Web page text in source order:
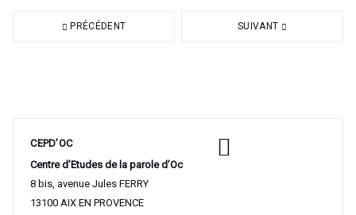
PRÉCÉDENT SUIVANT
CEPD’OC
Centre d’Etudes de la parole d’Oc
8 bis, avenue Jules FERRY
13100 AIX EN PROVENCE